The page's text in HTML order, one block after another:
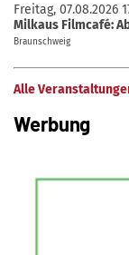
Freitag, 07.08.2026
Milkaus Filmcafé:
Braunschweig
Alle
Werbung